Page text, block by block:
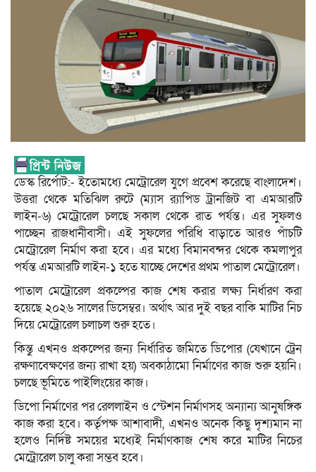
ডেস্ক রির্পোট:- ইতোমধ্যে মেট্রোরেল যুগে প্রবেশ করেছে বাংলাদেশ।
উত্তরা থেকে মতিঝিল রুটে (ম্যাস র‌্যাপিড ট্রানজিট বা এমআরটি
লাইন-৬) মেট্রোরেল চলছে সকাল থেকে রাত পর্যন্ত। এর সুফলও
পাচ্ছেন রাজধানীবাসী। এই সুফলের পরিধি বাড়াতে আরও পাঁচটি
মেট্রোরেল নির্মাণ করা হবে। এর মধ্যে বিমানবন্দর থেকে কমলাপুর
পর্যন্ত এমআরটি লাইন-১ হতে যাচ্ছে দেশের প্রথম পাতাল মেট্রোরেল।
পাতাল মেট্রোরেল প্রকল্পের কাজ শেষ করার লক্ষ্য নির্ধারণ করা
হয়েছে ২০২৬ সালের ডিসেম্বর। অর্থাৎ আর দুই বছর বাকি মাটির নিচ
দিয়ে মেট্রোরেল চলাচল শুরু হতে।
কিন্তু এখনও প্রকল্পের জন্য নির্ধারিত জমিতে ডিপোর (যেখানে ট্রেন
রক্ষণাবেক্ষণের জন্য রাখা হয়) অবকাঠামো নির্মাণের কাজ শুরু হয়নি।
চলছে ভূমিতে পাইলিংয়ের কাজ।
ডিপো নির্মাণের পর রেললাইন ও স্টেশন নির্মাণসহ অন্যান্য আনুষঙ্গিক
কাজ করা হবে। কর্তৃপক্ষ আশাবাদী, এখনও অনেক কিছু দৃশ্যমান না
হলেও নির্দিষ্ট সময়ের মধ্যেই নির্মাণকাজ শেষ করে মাটির নিচের
মেট্রোরেল চালু করা সম্ভব হবে।